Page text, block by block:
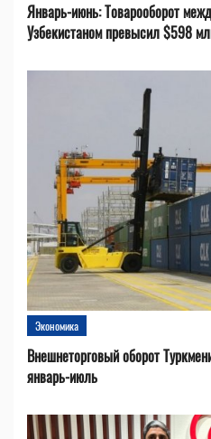
Январь-июнь: Товарооборот
Узбекистаном превысил $598
Экономика
Внешнеторговый оборот
январь-июль